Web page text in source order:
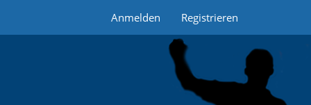
Anmelden Registrieren